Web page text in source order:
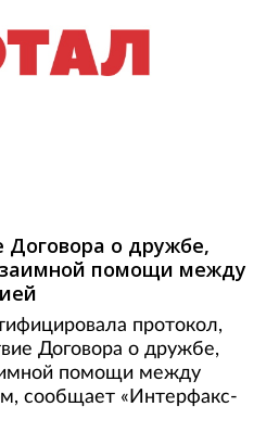
о дружбе,
помощи между
протокол,
Договора о дружбе,
помощи между
сообщает «Интерфакс-